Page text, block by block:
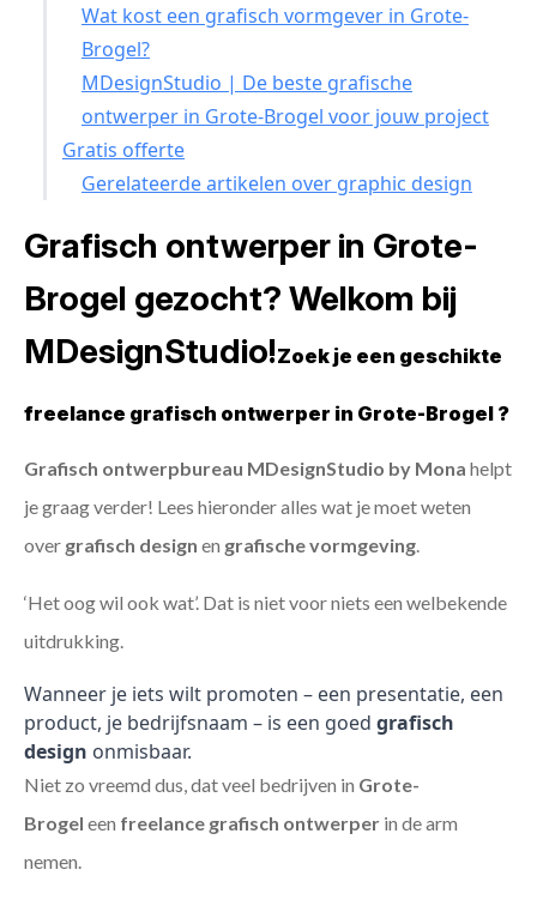
Wat kost een grafisch vormgever in Grote-
Brogel?
MDesignStudio | De beste grafische
ontwerper in Grote-Brogel voor jouw project
Gratis offerte
Gerelateerde artikelen over graphic design
Grafisch ontwerper in Grote-
Brogel gezocht? Welkom bij
MDesignStudio!Zoek je een geschikte
freelance grafisch ontwerper in Grote-Brogel ?
Grafisch ontwerpbureau MDesignStudio by Mona helpt
je graag verder! Lees hieronder alles wat je moet weten
over grafisch design en grafische vormgeving
‘Het oog wil ook wat’. Dat is niet voor niets een welbekende
uitdrukking.
Wanneer je iets wilt promoten – een presentatie, een
product, je bedrijfsnaam – is een goed grafisch
design onmisbaar.
Niet zo vreemd dus, dat veel bedrijven in Grote-
Brogel een freelance grafisch ontwerper in de arm
nemen.